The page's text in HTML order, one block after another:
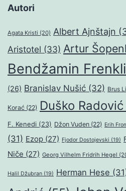
Autori
Agata Kristi (20) Albert Ajnštajn
Aristotel (33) Artur
Bendžamin
(26) Branislav Nušić (32) Brus Li
Korać (22) Duško Radović
F. Kenedi (23) Džon Vuden (22) Erih
(31) Ezop (27) Fjodor Dostojevski (19)
Niče (27) Georg Vilhelm Fridrih Hegel
Halil Džubran (19) Herman Hese